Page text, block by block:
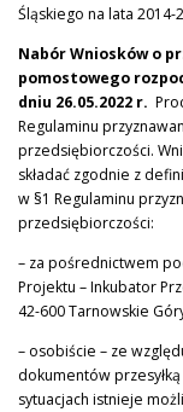
Śląskiego na lata 2014-
Nabór Wniosków o
pomostowego
dniu 26.05.2022 r.
Regulaminu
przedsiębiorczości.
składać zgodnie z
w §1 Regulaminu
przedsiębiorczości:
– za pośrednictwem
Projektu – Inkubator
42-600 Tarnowskie
– osobiście – ze
dokumentów
sytuacjach istnieje